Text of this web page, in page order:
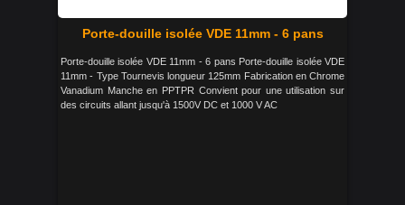
Porte-douille isolée VDE 11mm - 6 pans
Porte-douille isolée VDE 11mm - 6 pans Porte-douille isolée VDE
11mm - Type Tournevis longueur 125mm Fabrication en Chrome
Vanadium Manche en PPTPR Convient pour une utilisation sur
des circuits allant jusqu'à 1500V DC et 1000 V AC